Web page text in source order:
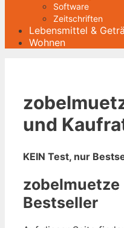
Software
Zeitschriften
Lebensmittel &
Wohnen
und
KEIN Test, nur
Bestseller